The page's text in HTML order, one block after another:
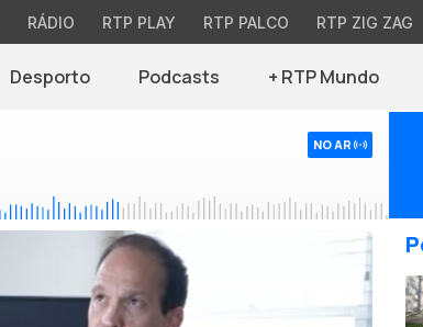
RÁDIO RTP PLAY RTP PALCO RTP ZIG ZAG
Desporto Podcasts + RTP Mundo
NO AR